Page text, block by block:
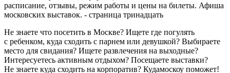
расписание, отзывы, режим работы и цены на билеты. Афиша
московских выставок. - страница тринадцать
Не знаете что посетить в Москве? Ищете где погулять
с ребенком, куда сходить с парнем или девушкой? Выбираете
место для свидания? Ищете развлечения на выходные?
Интересуетесь активным отдыхом? Посещаете выставки?
Не знаете куда сходить на корпоратив? Кудамоскоу поможет!